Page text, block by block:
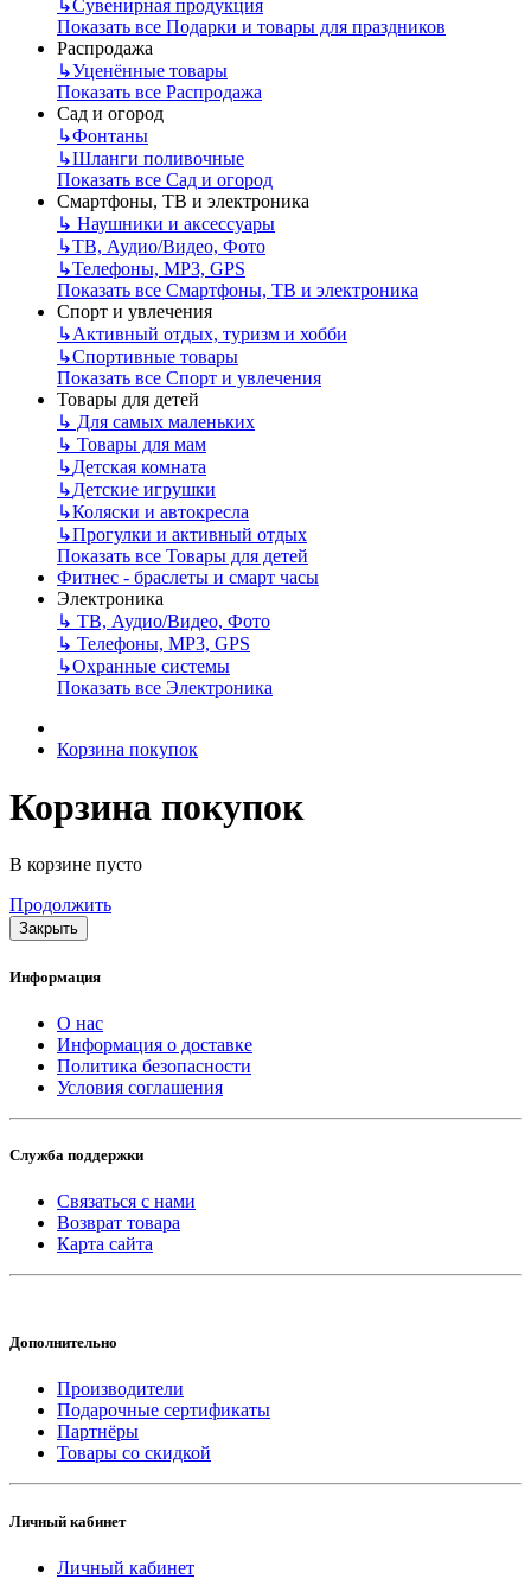
↳Сувенирная продукция
Показать все Подарки и товары для праздников
Распродажа
↳Уценённые товары
Показать все Распродажа
Сад и огород
↳Фонтаны
↳Шланги поливочные
Показать все Сад и огород
Смартфоны, ТВ и электроника
↳ Наушники и аксессуары
↳ТВ, Аудио/Видео, Фото
↳Телефоны, МР3, GPS
Показать все Смартфоны, ТВ и электроника
Спорт и увлечения
↳Активный отдых, туризм и хобби
↳Спортивные товары
Показать все Спорт и увлечения
Товары для детей
↳ Для самых маленьких
↳ Товары для мам
↳Детская комната
↳Детские игрушки
↳Коляски и автокресла
↳Прогулки и активный отдых
Показать все Товары для детей
Фитнес - браслеты и смарт часы
Электроника
↳ ТВ, Аудио/Видео, Фото
↳ Телефоны, МР3, GPS
↳Охранные системы
Показать все Электроника
Корзина покупок
Корзина покупок
В корзине пусто
Продолжить
Закрыть
Информация
О нас
Информация о доставке
Политика безопасности
Условия соглашения
Служба поддержки
Связаться с нами
Возврат товара
Карта сайта
Дополнительно
Производители
Подарочные сертификаты
Партнёры
Товары со скидкой
Личный кабинет
Личный кабинет